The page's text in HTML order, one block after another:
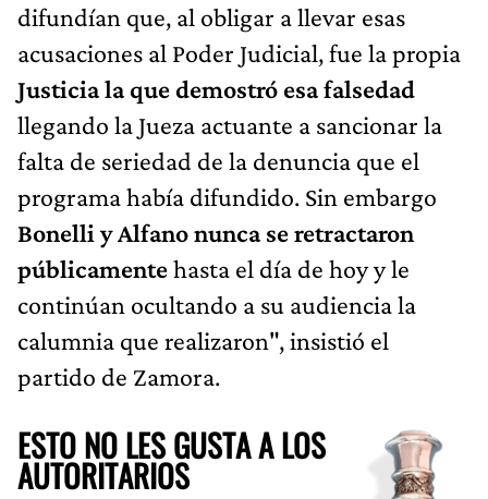
difundían que, al obligar a llevar esas
acusaciones al Poder Judicial, fue la propia
Justicia la que demostró esa falsedad
llegando la Jueza actuante a sancionar la
falta de seriedad de la denuncia que el
programa había difundido. Sin embargo
Bonelli y Alfano nunca se retractaron
públicamentehasta el día de hoy y le
continúan ocultando a su audiencia la
calumnia que realizaron", insistió el
partido de Zamora.
ESTO NO LES GUSTA A LOS
AUTORITARIOS